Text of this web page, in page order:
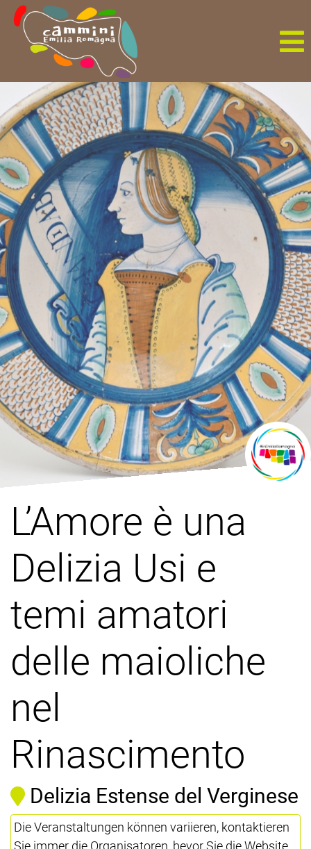
L’Amore è una
Delizia Usi e
temi amatori
delle maioliche
nel
Rinascimento
Delizia Estense del Verginese
Die Veranstaltungen können variieren, kontaktieren
Sie immer die Organisatoren, bevor Sie die Website